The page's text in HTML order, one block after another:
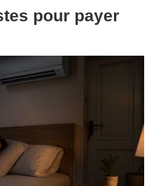
pour payer